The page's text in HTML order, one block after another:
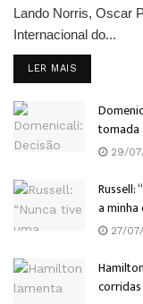
Lando Norris, Oscar
Internacional do...
LER MAIS
tomada
29/
a minha
27/